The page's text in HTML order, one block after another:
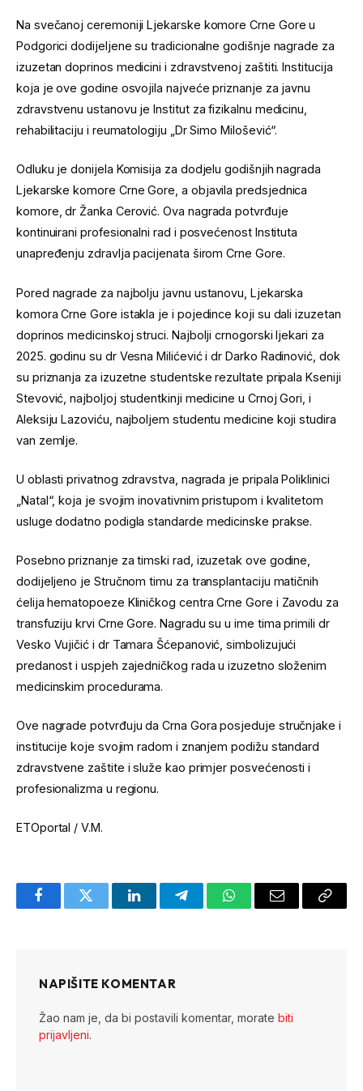
Na svečanoj ceremoniji Ljekarske komore Crne Gore u
Podgorici dodijeljene su tradicionalne godišnje nagrade za
izuzetan doprinos medicini i zdravstvenoj zaštiti. Institucija
koja je ove godine osvojila najveće priznanje za javnu
zdravstvenu ustanovu je Institut za fizikalnu medicinu,
rehabilitaciju i reumatologiju „Dr Simo Milošević“.
Odluku je donijela Komisija za dodjelu godišnjih nagrada
Ljekarske komore Crne Gore, a objavila predsjednica
komore, dr Žanka Cerović. Ova nagrada potvrđuje
kontinuirani profesionalni rad i posvećenost Instituta
unapređenju zdravlja pacijenata širom Crne Gore.
Pored nagrade za najbolju javnu ustanovu, Ljekarska
komora Crne Gore istakla je i pojedince koji su dali izuzetan
doprinos medicinskoj struci. Najbolji crnogorski ljekari za
2025. godinu su dr Vesna Milićević i dr Darko Radinović, dok
su priznanja za izuzetne studentske rezultate pripala Kseniji
Stevović, najboljoj studentkinji medicine u Crnoj Gori, i
Aleksiju Lazoviću, najboljem studentu medicine koji studira
van zemlje.
U oblasti privatnog zdravstva, nagrada je pripala Poliklinici
„Natal“, koja je svojim inovativnim pristupom i kvalitetom
usluge dodatno podigla standarde medicinske prakse.
Posebno priznanje za timski rad, izuzetak ove godine,
dodijeljeno je Stručnom timu za transplantaciju matičnih
ćelija hematopoeze Kliničkog centra Crne Gore i Zavodu za
transfuziju krvi Crne Gore. Nagradu su u ime tima primili dr
Vesko Vujičić i dr Tamara Šćepanović, simbolizujući
predanost i uspjeh zajedničkog rada u izuzetno složenim
medicinskim procedurama.
Ove nagrade potvrđuju da Crna Gora posjeduje stručnjake i
institucije koje svojim radom i znanjem podižu standard
zdravstvene zaštite i služe kao primjer posvećenosti i
profesionalizma u regionu.
ETOportal / V.M.
FacebookTwitter LinkedInTelegramWhatsAppEmail
Copy
NAPIŠITE KOMENTAR
Žao nam je, da bi postavili komentar, morate biti
prijavljeni.